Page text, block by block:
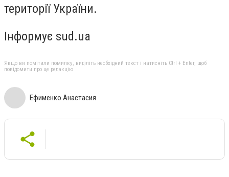
території України.
Інформує sud.ua
Якщо ви помітили помилку, виділіть необхідний текст і натисніть Ctrl + Enter, щоб
повідомити про це редакцію
Ефименко Анастасия